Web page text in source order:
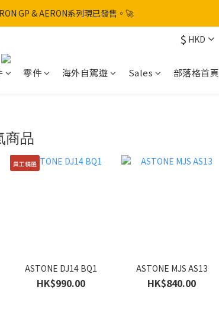
GP & AERON系列現已發售。🚀
GP & AERON系列現已發售。🚀
免運費
$ HKD
零件 海外自駕遊 Sales 部落格首頁
商品
員工精選
ASTONE DJ14 BQ1
HK$990.00
ASTONE MJS AS13
HK$840.00